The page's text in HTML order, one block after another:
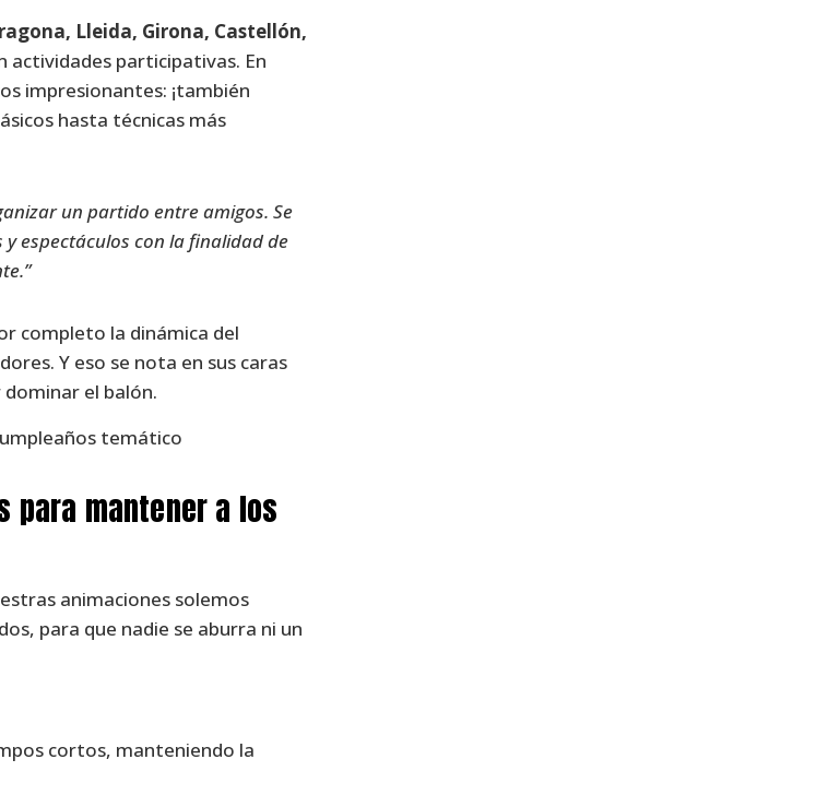
Lleida, Girona, Castellón,
actividades participativas. En
impresionantes: ¡también
hasta técnicas más
un partido entre amigos. Se
espectáculos con la finalidad de
completo la dinámica del
Y eso se nota en sus caras
el balón.
para mantener a los
animaciones solemos
para que nadie se aburra ni un
cortos, manteniendo la